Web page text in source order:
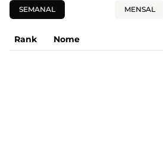
SEMANAL MENSAL
Rank Nome